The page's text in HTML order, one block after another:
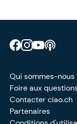
Retrouve CIAO
Retrouve
Retrouve
Qui sommes-nous
Foire aux
Contacter ciao.ch
Partenaires